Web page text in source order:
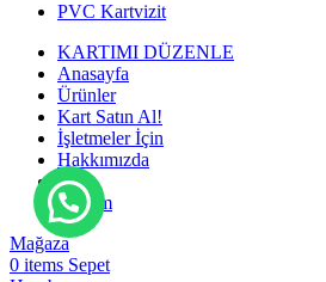
PVC Kartvizit
KARTIMI DÜZENLE
Anasayfa
Ürünler
Kart Satın Al!
İşletmeler İçin
Hakkımızda
Blog
İletişim
Mağaza
0 items Sepet